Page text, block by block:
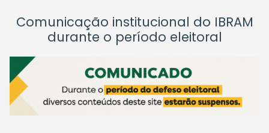
Comunicação institucional do IBRAM
durante o período eleitoral